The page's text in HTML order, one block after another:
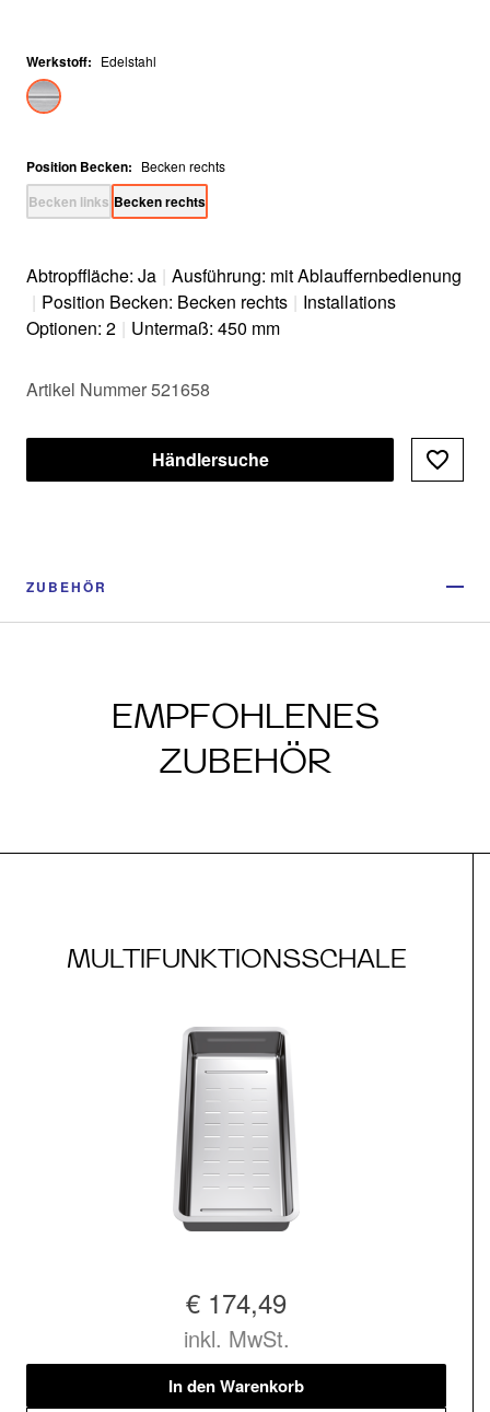
Werkstoff: Edelstahl
Position Becken: Becken rechts
Becken links Becken rechts
Abtropffläche: Ja | Ausführung: mit Ablauffernbedienung
| Position Becken: Becken rechts | Installations
Optionen: 2 | Untermaß: 450 mm
Artikel Nummer 521658
Händlersuche
ZUBEHÖR
EMPFOHLENES
ZUBEHÖR
MULTIFUNKTIONSSCHALE
€ 174,49
inkl. MwSt.
In den Warenkorb